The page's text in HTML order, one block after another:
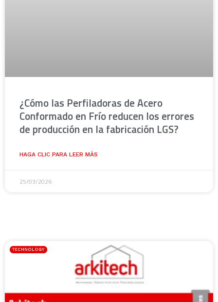
¿Cómo las Perfiladoras de Acero
Conformado en Frío reducen los errores
de producción en la fabricación LGS?
HAGA CLIC PARA LEER MÁS
25/03/2026
TECHNOLOGY